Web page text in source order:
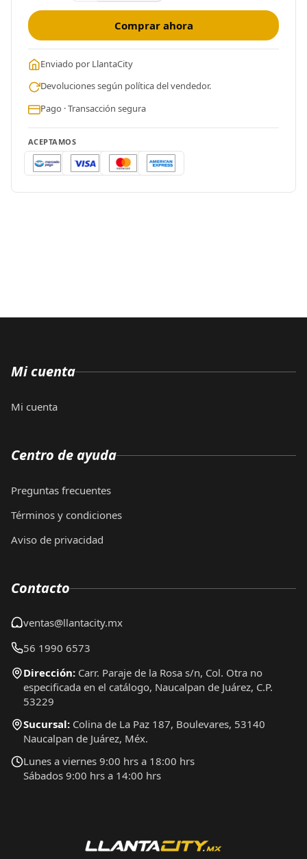
Comprar ahora
Enviado por LlantaCity
Devoluciones según política del vendedor.
Pago · Transacción segura
ACEPTAMOS
Mi cuenta
Mi cuenta
Centro de ayuda
Preguntas frecuentes
Términos y condiciones
Aviso de privacidad
Contacto
ventas@llantacity.mx
56 1990 6573
Dirección: Carr. Paraje de la Rosa s/n, Col. Otra no
especificada en el catálogo, Naucalpan de Juárez, C.P.
53229
Sucursal: Colina de La Paz 187, Boulevares, 53140
Naucalpan de Juárez, Méx.
Lunes a viernes 9:00 hrs a 18:00 hrs
Sábados 9:00 hrs a 14:00 hrs